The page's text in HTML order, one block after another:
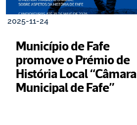
2025-11-24
Município de Fafe
promove o Prémio de
História Local “Câmara
Municipal de Fafe”